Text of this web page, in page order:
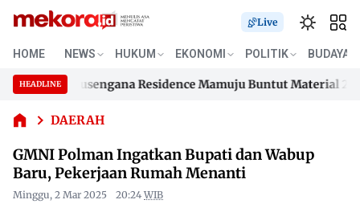
Live
HOME NEWS HUKUM EKONOMI POLITIK BUDAYA
HEADLINE
Samusengana Residence Mamuju Buntut Material 200
Samusengana Residence Mamuju Buntut Material 200
DAERAH
Polman
Ingatkan
Bupati
Wabup
Pekerjaan
Rumah
Menanti
GMNI Polman Ingatkan Bupati dan Wabup
Baru, Pekerjaan Rumah Menanti
Minggu, 2 Mar 2025 20:24 WIB